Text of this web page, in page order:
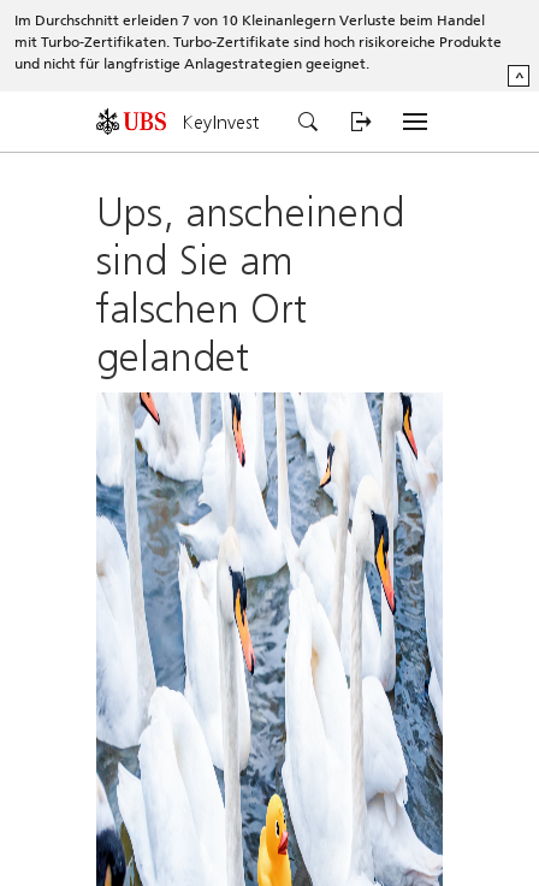
Im Durchschnitt erleiden 7 von 10 Kleinanlegern Verluste beim Handel
mit Turbo-Zertifikaten. Turbo-Zertifikate sind hoch risikoreiche Produkte
und nicht für langfristige Anlagestrategien geeignet.
^
KeyInvest
Ups, anscheinend
sind Sie am
falschen Ort
gelandet